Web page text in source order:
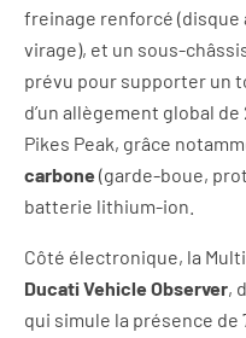
freinage renforcé (disque
virage), et un sous-
prévu pour supporter un
d’un allègement global
Pikes Peak, grâce
carbone (garde-boue,
batterie lithium-ion.
Côté électronique, la
Ducati Vehicle Observer,
qui simule la présence